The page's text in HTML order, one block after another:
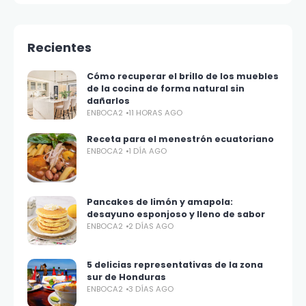
Recientes
Cómo recuperar el brillo de los muebles
de la cocina de forma natural sin
dañarlos
ENBOCA2 11 HORAS AGO
Receta para el menestrón ecuatoriano
ENBOCA2 1 DÍA AGO
Pancakes de limón y amapola:
desayuno esponjoso y lleno de sabor
ENBOCA2 2 DÍAS AGO
5 delicias representativas de la zona
sur de Honduras
ENBOCA2 3 DÍAS AGO